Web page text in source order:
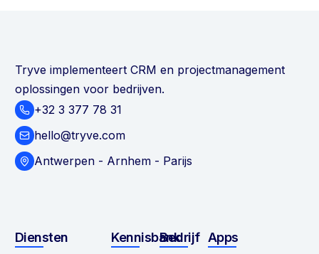
Tryve implementeert CRM en projectmanagement
oplossingen voor bedrijven.
+32 3 377 78 31
hello@tryve.com
Antwerpen - Arnhem - Parijs
Diensten KennisbankBedrijf Apps